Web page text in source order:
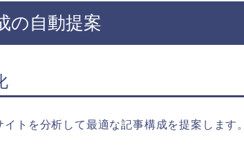
の自動提案
トを分析して最適な記事構成を提案します。